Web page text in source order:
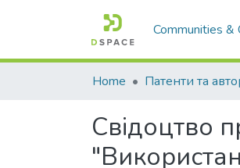
Communities &
Home
Свідоцтво